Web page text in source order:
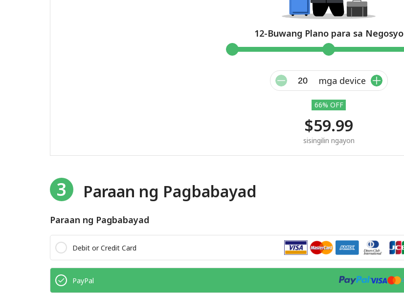
12-Buwang Plano para sa Negosyo
mga device
66% OFF
$59.99
sisingilin ngayon
3 Paraan ng Pagbabayad
Paraan ng Pagbabayad
Debit or Credit Card
PayPal